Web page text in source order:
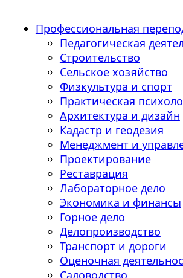
Профессиональная
Педагогическая
Строительство
Сельское хозяйство
Физкультура и спорт
Практическая
Архитектура и дизайн
Кадастр и геодезия
Менеджмент и
Проектирование
Реставрация
Лабораторное дело
Экономика и финансы
Горное дело
Делопроизводство
Транспорт и дороги
Оценочная
Садоводство